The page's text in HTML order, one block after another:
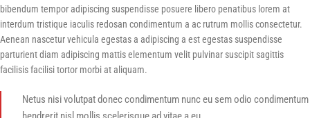
bibendum tempor adipiscing suspendisse posuere libero penatibus lorem at
interdum tristique iaculis redosan condimentum a ac rutrum mollis consectetur.
Aenean nascetur vehicula egestas a adipiscing a est egestas suspendisse
parturient diam adipiscing mattis elementum velit pulvinar suscipit sagittis
facilisis facilisi tortor morbi at aliquam.
Netus nisi volutpat donec condimentum nunc eu sem odio condimentum